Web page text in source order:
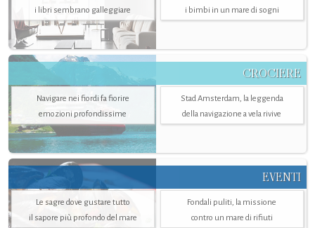
i libri sembrano galleggiare
i bimbi in un mare di sogni
CROCIERE
Navigare nei fiordi fa fiorire
emozioni profondissime
Stad Amsterdam, la leggenda
della navigazione a vela rivive
EVENTI
Le sagre dove gustare tutto
il sapore più profondo del mare
Fondali puliti, la missione
contro un mare di rifiuti